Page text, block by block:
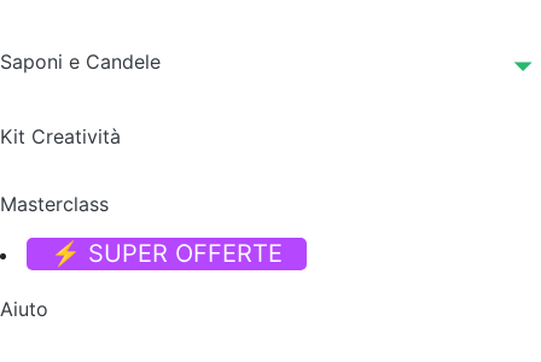
Saponi e Candele
Kit Creatività
Masterclass
⚡ SUPER OFFERTE
Aiuto